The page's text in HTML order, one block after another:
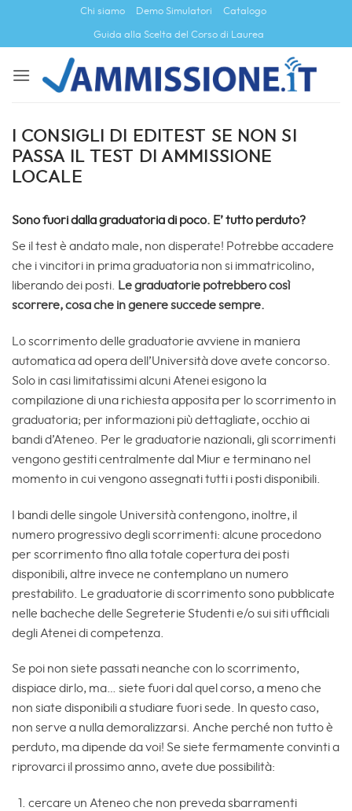
contenuti
Chi siamo Demo Simulatori Catalogo
Guida alla Scelta del Corso di Laurea
I CONSIGLI DI EDITEST SE NON SI
PASSA IL TEST DI AMMISSIONE
LOCALE
Sono fuori dalla graduatoria di poco. E’ tutto perduto?
Se il test è andato male, non disperate! Potrebbe accadere
che i vincitori in prima graduatoria non si immatricolino,
liberando dei posti.
Le graduatorie potrebbero così
scorrere, cosa che in genere succede sempre.
Lo scorrimento delle graduatorie avviene in maniera
automatica ad opera dell’Università dove avete concorso.
Solo in casi limitatissimi alcuni Atenei esigono la
compilazione di una richiesta apposita per lo scorrimento in
graduatoria; per informazioni più dettagliate, occhio ai
bandi d’Ateneo. Per le graduatorie nazionali, gli scorrimenti
vengono gestiti centralmente dal Miur e terminano nel
momento in cui vengono assegnati tutti i posti disponibili.
I bandi delle singole Università contengono, inoltre, il
numero progressivo degli scorrimenti: alcune procedono
per scorrimento fino alla totale copertura dei posti
disponibili, altre invece ne contemplano un numero
prestabilito. Le graduatorie di scorrimento sono pubblicate
nelle bacheche delle Segreterie Studenti e/o sui siti ufficiali
degli Atenei di competenza.
Se poi non siete passati neanche con lo scorrimento,
dispiace dirlo, ma… siete fuori dal quel corso, a meno che
non siate disponibili a studiare fuori sede. In questo caso,
non serve a nulla demoralizzarsi. Anche perché non tutto è
perduto, ma dipende da voi! Se siete fermamente convinti a
riprovarci il prossimo anno, avete due possibilità:
cercare un Ateneo che non preveda sbarramenti